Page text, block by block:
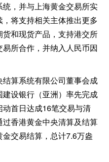
，并与上海黄金交易所实
将支持相关主体推出更多
和现货产品，支持港交所
所合作，并纳入人民币因
算系统有限公司董事会成
设银行（亚洲）率先完成
首日达成16笔交易与清
香港黄金中央清算及结算
交易结算，总计7.6万盎